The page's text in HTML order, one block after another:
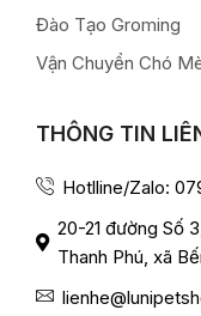
Đào Tạo Groming
Vận Chuyển Chó
THÔNG TIN
Hotlline/Zalo:
20-21 đường Số
Thanh Phú, xã